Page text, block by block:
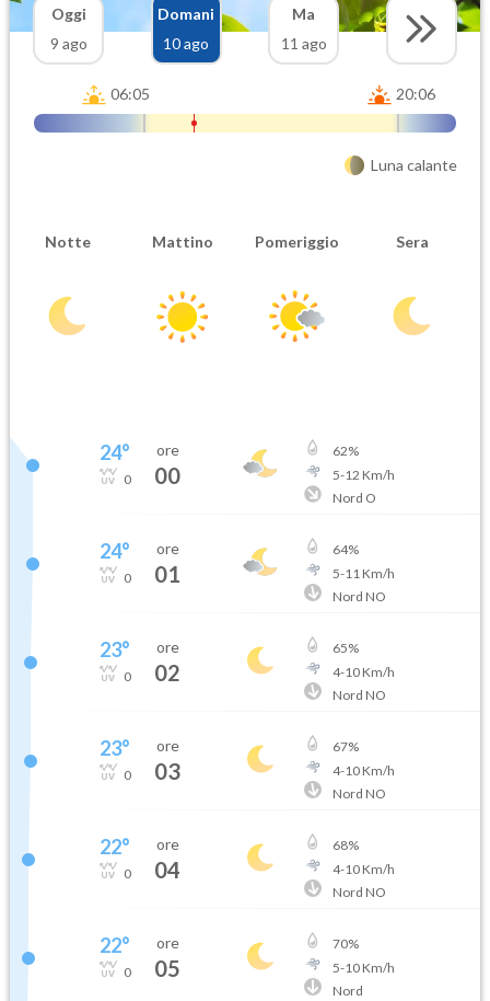
Oggi
9 ago
Domani
10 ago
Ma
11 ago
06:05 20:06
Luna calante
Notte Mattino Pomeriggio Sera
24°
0
ore
00
62%
5-12 Km/h
Nord O
24°
0
ore
01
64%
5-11 Km/h
Nord NO
23°
0
ore
02
65%
4-10Km/h
Nord NO
23°
0
ore
03
67%
4-10Km/h
Nord NO
22°
0
ore
04
68%
4-10Km/h
Nord NO
22°
0
ore
05
70%
5-10Km/h
Nord